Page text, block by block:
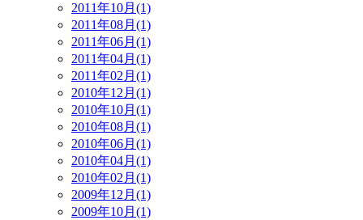
2011年10月(1)
2011年08月(1)
2011年06月(1)
2011年04月(1)
2011年02月(1)
2010年12月(1)
2010年10月(1)
2010年08月(1)
2010年06月(1)
2010年04月(1)
2010年02月(1)
2009年12月(1)
2009年10月(1)